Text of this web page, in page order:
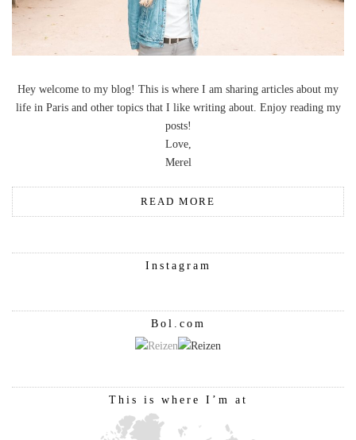
Hey welcome to my blog! This is where I am sharing articles about my
life in Paris and other topics that I like writing about. Enjoy reading my
posts!
Love,
Merel
READ MORE
Instagram
Bol.com
This is where I’m at